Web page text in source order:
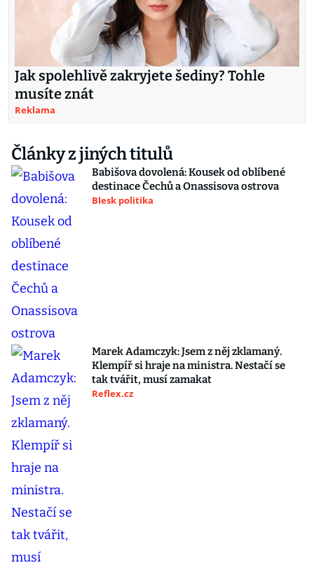
Jak spolehlivě zakryjete šediny? Tohle
musíte znát
Reklama
Články z jiných titulů
Babišova dovolená: Kousek od oblíbené
destinace Čechů a Onassisova ostrova
Blesk politika
Marek Adamczyk: Jsem z něj zklamaný.
Klempíř si hraje na ministra. Nestačí se
tak tvářit, musí zamakat
Reflex.cz